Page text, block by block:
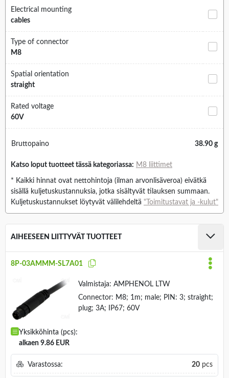
Electrical mounting
cables
Type of connector
M8
Spatial orientation
straight
Rated voltage
60V
Bruttopaino 38.90 g
Katso loput tuotteet tässä kategoriassa: M8 liittimet
* Kaikki hinnat ovat nettohintoja (ilman arvonlisäveroa) eivätkä
sisällä kuljetuskustannuksia, jotka sisältyvät tilauksen summaan.
Kuljetuskustannukset löytyvät välilehdeltä "Toimitustavat ja -kulut"
AIHEESEEN LIITTYVÄT TUOTTEET
8P-03AMMM-SL7A01
Valmistaja: AMPHENOL LTW
Connector: M8; 1m; male; PIN: 3; straight;
plug; 3A; IP67; 60V
Yksikköhinta (pcs):
alkaen 9.86 EUR
Varastossa: 20 pcs